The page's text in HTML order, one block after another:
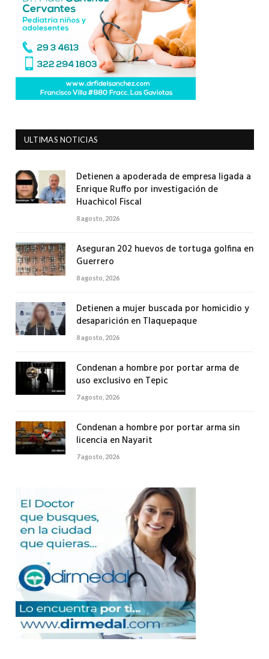
ULTIMAS NOTICIAS
Detienen a apoderada de empresa ligada a
Enrique Ruffo por investigación de
Huachicol Fiscal
8 agosto, 2026
Aseguran 202 huevos de tortuga golfina en
Guerrero
8 agosto, 2026
Detienen a mujer buscada por homicidio y
desaparición en Tlaquepaque
8 agosto, 2026
Condenan a hombre por portar arma de
uso exclusivo en Tepic
7 agosto, 2026
Condenan a hombre por portar arma sin
licencia en Nayarit
7 agosto, 2026